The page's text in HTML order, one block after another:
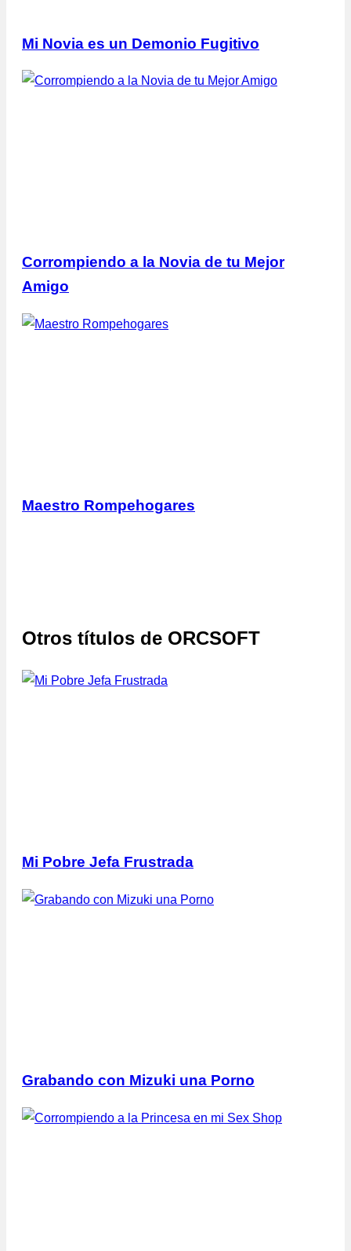
Mi Novia es un Demonio Fugitivo
Corrompiendo a la Novia de tu Mejor
Amigo
Maestro Rompehogares
Otros títulos de ORCSOFT
Mi Pobre Jefa Frustrada
Grabando con Mizuki una Porno